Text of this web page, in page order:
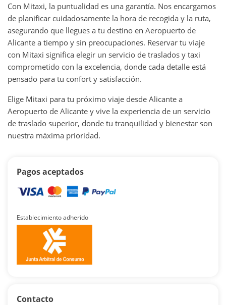
Con Mitaxi, la puntualidad es una garantía. Nos encargamos
de planificar cuidadosamente la hora de recogida y la ruta,
asegurando que llegues a tu destino en Aeropuerto de
Alicante a tiempo y sin preocupaciones. Reservar tu viaje
con Mitaxi significa elegir un servicio de traslados y taxi
comprometido con la excelencia, donde cada detalle está
pensado para tu confort y satisfacción.
Elige Mitaxi para tu próximo viaje desde Alicante a
Aeropuerto de Alicante y vive la experiencia de un servicio
de traslado superior, donde tu tranquilidad y bienestar son
nuestra máxima prioridad.
Pagos aceptados
Establecimiento adherido
Contacto